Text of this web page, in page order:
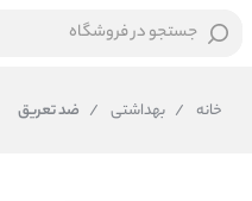
جستجو در فروشگاه
خانه / بهداشتی / ضد تعریق